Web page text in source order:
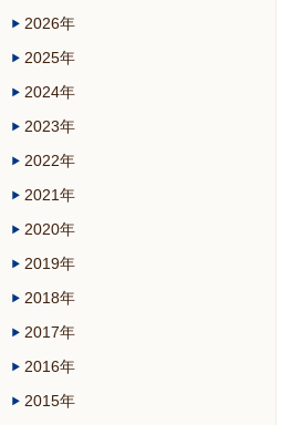
2026年
2025年
2024年
2023年
2022年
2021年
2020年
2019年
2018年
2017年
2016年
2015年